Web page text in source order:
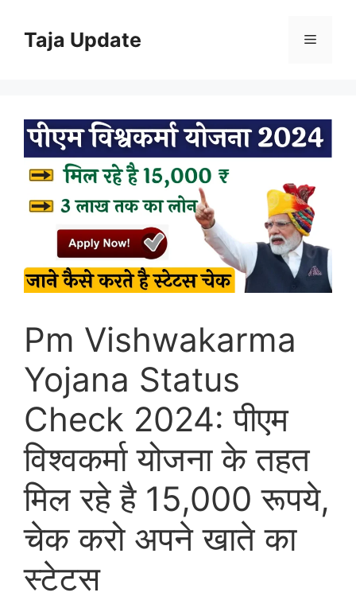
content
Taja Update Menu
Pm Vishwakarma
Yojana Status
Check 2024: पीएम
विश्वकर्मा योजना के तहत
मिल रहे है 15,000 रूपये,
चेक करो अपने खाते का
स्टेटस